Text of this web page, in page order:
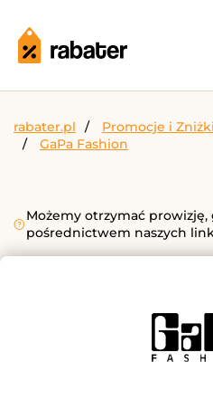
rabater.pl Promocje i Zniżki
GaPa Fashion
Możemy otrzymać prowizję,
pośrednictwem naszych